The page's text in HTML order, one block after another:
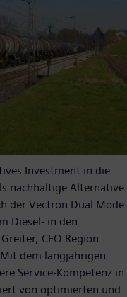
Investment in die
nachhaltige Alternative
der Vectron Dual Mode
Diesel- in den
CEO Region
dem langjährigen
Service-Kompetenz in
von optimierten und